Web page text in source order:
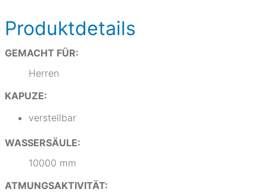
Produktdetails
GEMACHT FÜR:
Herren
KAPUZE:
verstellbar
WASSERSÄULE:
10000 mm
ATMUNGSAKTIVITÄT: